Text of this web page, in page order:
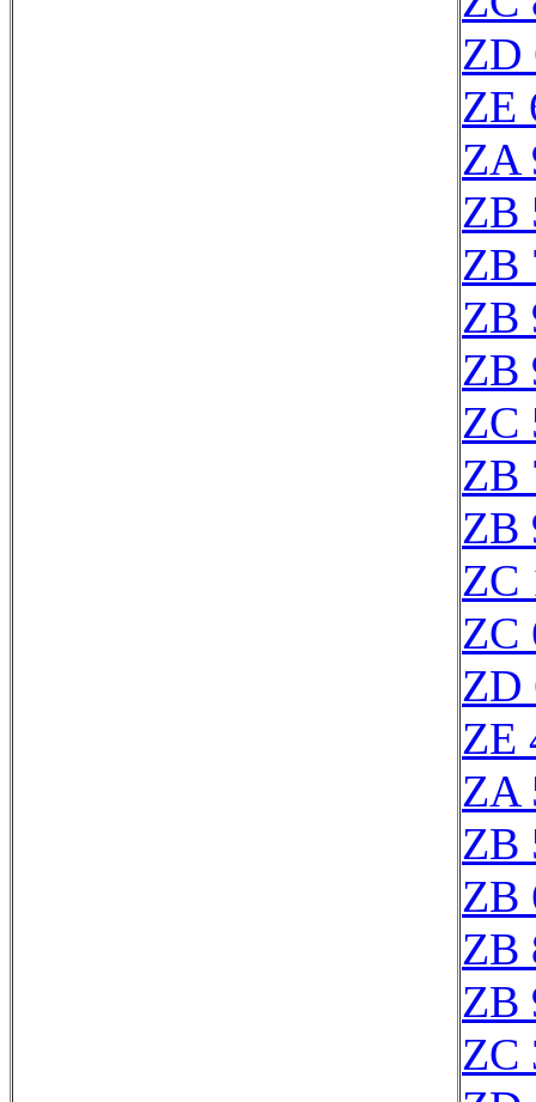
ZD
ZE
ZA
ZB
ZB
ZB
ZB
ZC
ZB
ZB
ZC
ZC
ZD
ZE
ZA
ZB
ZB
ZB
ZB
ZC